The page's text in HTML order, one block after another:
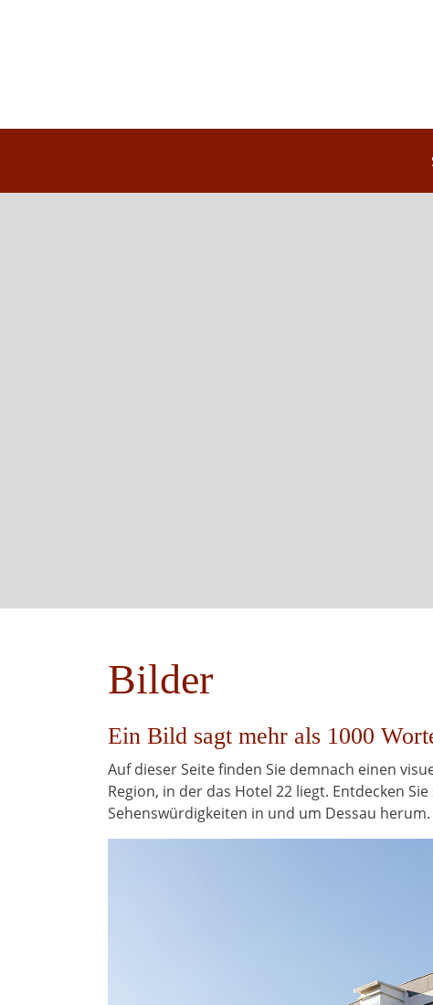
Bilder
Ein Bild sagt mehr als 1000
Auf dieser Seite finden Sie demnach einen
Region, in der das Hotel 22 liegt. Entdecken
Sehenswürdigkeiten in und um Dessau herum.